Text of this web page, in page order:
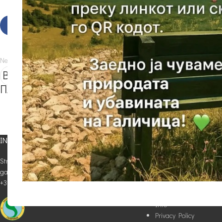
Newer
ВАЖНО ИЗВЕСТУВАЊЕ ЗА ПОСЕТИТЕЛИТЕ
ПАРК ГАЛИЧИЦА
INFO
Street: Velestovski Pat bb, Ohrid Email:
galicica@galicica.org.mk Info Center Ohrid:
+389 46 261 473
USEFUL LINKS
Attractions
Trails
Flora and Fauna
Info
Privacy Policy